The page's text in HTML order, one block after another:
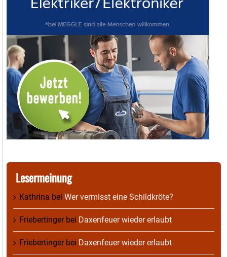
Lesermeinung
Kathrina bei Wer vermisst eine Schildkröte?
Friebertingerbei Daxenfeuer wieder erlaubt
Friebertingerbei Daxenfeuer wieder erlaubt